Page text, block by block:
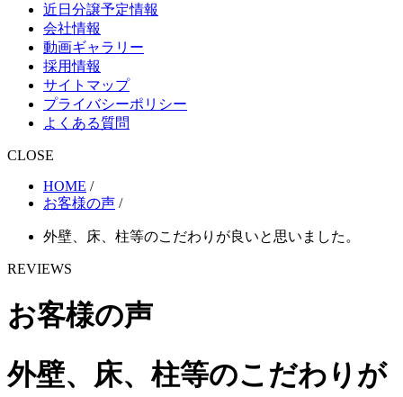
近日分譲予定情報
会社情報
動画ギャラリー
採用情報
サイトマップ
プライバシーポリシー
よくある質問
CLOSE
HOME /
お客様の声 /
外壁、床、柱等のこだわりが良いと思いました。
REVIEWS
お客様の声
外壁、床、柱等のこだわりが